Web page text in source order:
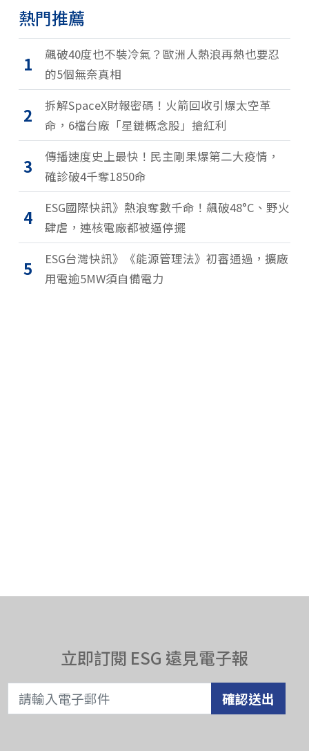
熱門推薦
1
飆破40度也不裝冷氣？歐洲人熱浪再熱也要忍
的5個無奈真相
2
拆解SpaceX財報密碼！火箭回收引爆太空革
命，6檔台廠「星鏈概念股」搶紅利
3
傳播速度史上最快！民主剛果爆第二大疫情，
確診破4千奪1850命
4
ESG國際快訊》熱浪奪數千命！飆破48°C、野火
肆虐，連核電廠都被逼停擺
5
ESG台灣快訊》《能源管理法》初審通過，擴廠
用電逾5MW須自備電力
立即訂閱 ESG 遠見電子報
確認送出